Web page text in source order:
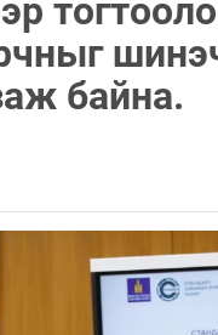
байна.